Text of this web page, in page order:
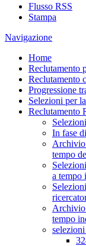
Flusso RSS
Stampa
Navigazione
Home
Reclutamento
Reclutamento
Progressione
Selezioni per
Reclutamento
In fase
Archivio
tempo
a tempo
Archivio
tempo